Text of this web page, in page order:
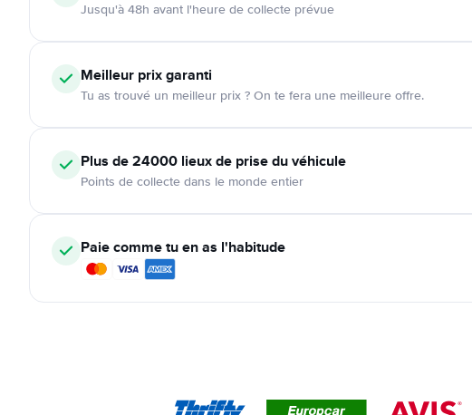
Jusqu'à 48h avant l'heure de collecte prévue
Meilleur prix garanti
Tu as trouvé un meilleur prix ? On te fera une meilleure offre.
Plus de 24000 lieux de prise du véhicule
Points de collecte dans le monde entier
Paie comme tu en as l'habitude